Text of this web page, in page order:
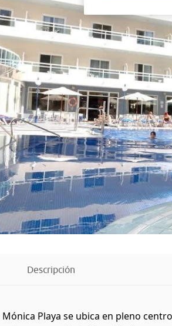
Descripción
Mónica Playa se ubica en pleno